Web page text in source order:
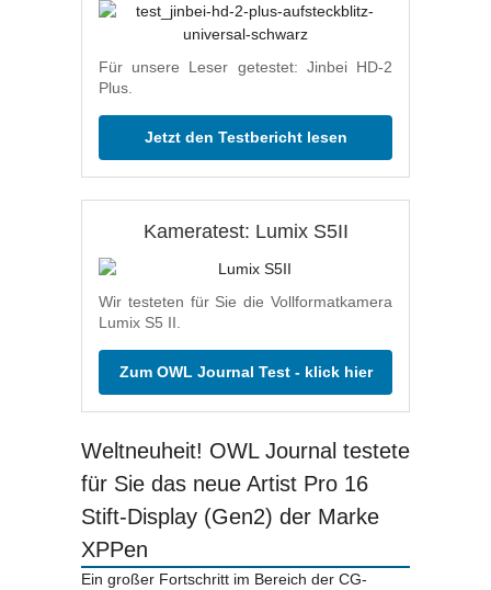
Für unsere Leser getestet: Jinbei HD-2
Plus.
Jetzt den Testbericht lesen
Kameratest: Lumix S5II
Wir testeten für Sie die Vollformatkamera
Lumix S5 II.
Zum OWL Journal Test - klick hier
Weltneuheit! OWL Journal testete
für Sie das neue Artist Pro 16
Stift-Display (Gen2) der Marke
XPPen
Ein großer Fortschritt im Bereich der CG-